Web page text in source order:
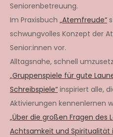
Seniorenbetreuung.
Im Praxisbuch „Atemfreude“
schwungvolles Konzept der
Senior:innen vor.
Alltagsnahe, schnell
„Gruppenspiele für gute
Schreibspiele“ inspiriert alle,
Aktivierungen kennenlernen
„Über die großen Fragen des
Achtsamkeit und Spiritualität